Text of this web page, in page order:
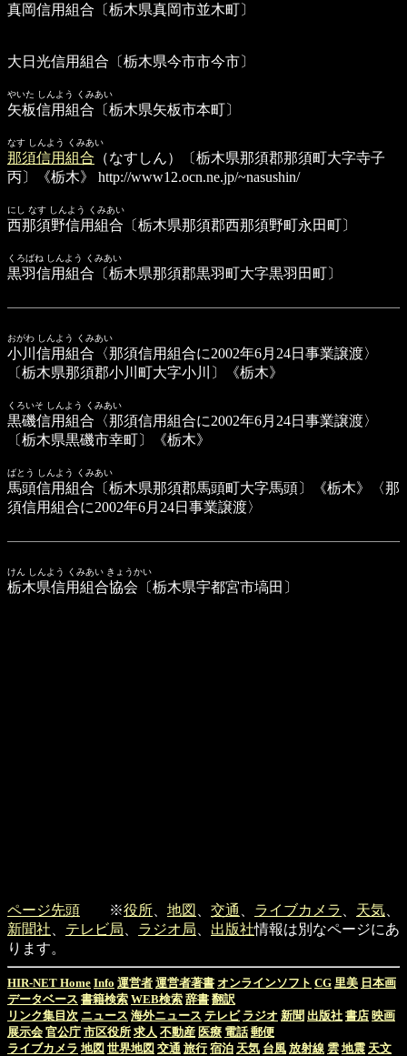
真岡信用組合 〔栃木県真岡市並木町〕
大日光信用組合 〔栃木県今市市今市〕
やいた しんよう くみあい
矢板信用組合 〔栃木県矢板市本町〕
なす しんよう くみあい
那須信用組合 （なすしん）〔栃木県那須郡那須町大字寺子
丙〕《栃木》
http://www12.ocn.ne.jp/~nasushin/
にし なす しんよう くみあい
西那須野信用組合 〔栃木県那須郡西那須野町永田町〕
くろばね しんよう くみあい
黒羽信用組合 〔栃木県那須郡黒羽町大字黒羽田町〕
おがわ しんよう くみあい
小川信用組合 〈那須信用組合に2002年6月24日事業譲渡〉
〔栃木県那須郡小川町大字小川〕《栃木》
くろいそ しんよう くみあい
黒磯信用組合 〈那須信用組合に2002年6月24日事業譲渡〉
〔栃木県黒磯市幸町〕《栃木》
ばとう しんよう くみあい
馬頭信用組合 〔栃木県那須郡馬頭町大字馬頭〕《栃木》〈那
須信用組合に2002年6月24日事業譲渡〉
けん しんよう くみあい きょうかい
栃木県信用組合協会 〔栃木県宇都宮市塙田〕
ページ先頭 ※役所 地図 交通 ライブカメラ 天気
新聞社
テレビ局 ラジオ局 出版社情報は別なページにあ
ります。
HIR-NET Home Info 運営者 運営者著書 オンラインソフト CG 里美 日本画
データベース 書籍検索 WEB検索 辞書 翻訳
リンク集目次 ニュース 海外ニュース テレビ ラジオ 新聞 出版社 書店 映画
展示会 官公庁 市区役所 求人 不動産 医療 電話 郵便
ライブカメラ 地図 世界地図 交通 旅行 宿泊 天気 台風 放射線 雲 地震 天文